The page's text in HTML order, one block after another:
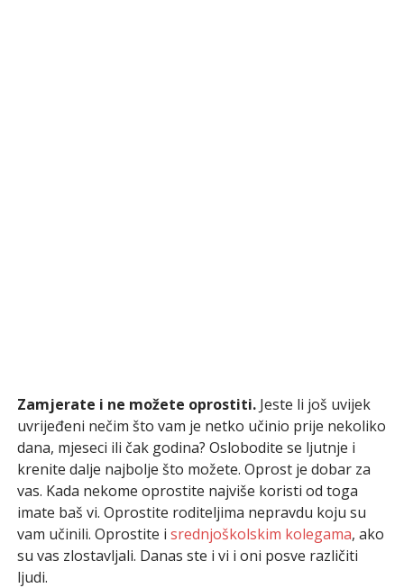
Zamjerate i ne možete oprostiti.Jeste li još uvijek
uvrijeđeni nečim što vam je netko učinio prije nekoliko
dana, mjeseci ili čak godina? Oslobodite se ljutnje i
krenite dalje najbolje što možete. Oprost je dobar za
vas. Kada nekome oprostite najviše koristi od toga
imate baš vi. Oprostite roditeljima nepravdu koju su
vam učinili. Oprostite i srednjoškolskim kolegama, ako
su vas zlostavljali. Danas ste i vi i oni posve različiti
ljudi.